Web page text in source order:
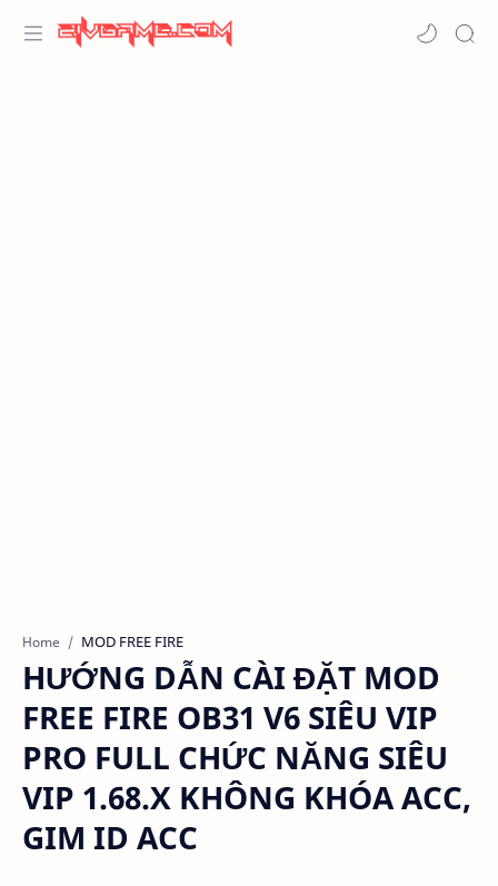
Home MOD FREE FIRE
HƯỚNG DẪN CÀI ĐẶT MOD
FREE FIRE OB31 V6 SIÊU VIP
PRO FULL CHỨC NĂNG SIÊU
VIP 1.68.X KHÔNG KHÓA ACC,
GIM ID ACC